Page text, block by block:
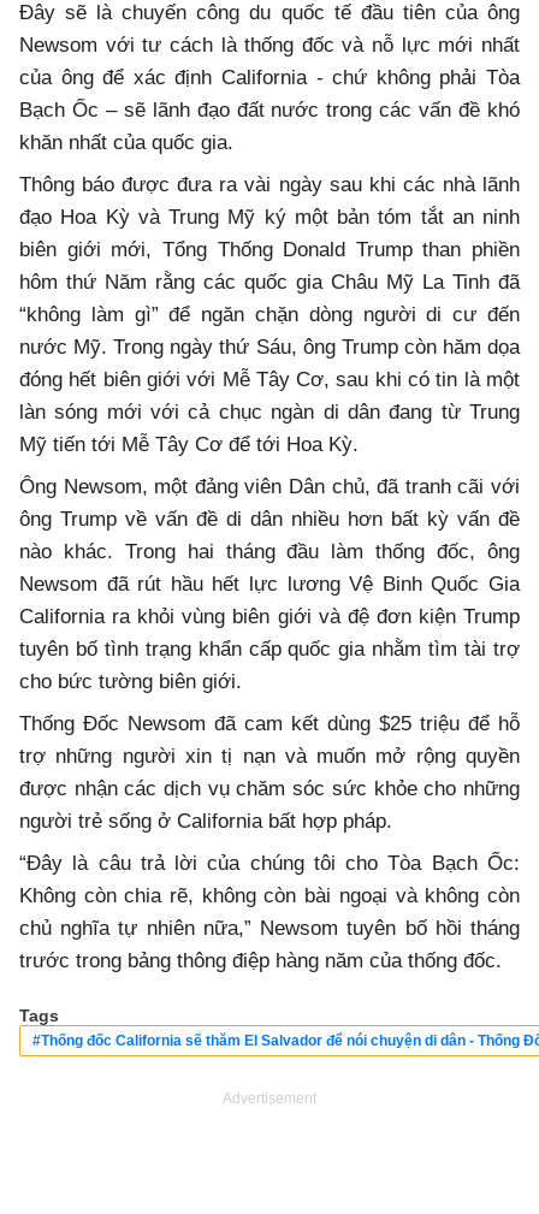
Đây sẽ là chuyến công du quốc tế đầu tiên của ông
Newsom với tư cách là thống đốc và nỗ lực mới nhất
của ông để xác định California - chứ không phải Tòa
Bạch Ốc – sẽ lãnh đạo đất nước trong các vấn đề khó
khăn nhất của quốc gia.
Thông báo được đưa ra vài ngày sau khi các nhà lãnh
đạo Hoa Kỳ và Trung Mỹ ký một bản tóm tắt an ninh
biên giới mới, Tổng Thống Donald Trump than phiền
hôm thứ Năm rằng các quốc gia Châu Mỹ La Tinh đã
“không làm gì” để ngăn chặn dòng người di cư đến
nước Mỹ. Trong ngày thứ Sáu, ông Trump còn hăm dọa
đóng hết biên giới với Mễ Tây Cơ, sau khi có tin là một
làn sóng mới với cả chục ngàn di dân đang từ Trung
Mỹ tiến tới Mễ Tây Cơ để tới Hoa Kỳ.
Ông Newsom, một đảng viên Dân chủ, đã tranh cãi với
ông Trump về vấn đề di dân nhiều hơn bất kỳ vấn đề
nào khác. Trong hai tháng đầu làm thống đốc, ông
Newsom đã rút hầu hết lực lương Vệ Binh Quốc Gia
California ra khỏi vùng biên giới và đệ đơn kiện Trump
tuyên bố tình trạng khẩn cấp quốc gia nhằm tìm tài trợ
cho bức tường biên giới.
Thống Đốc Newsom đã cam kết dùng $25 triệu để hỗ
trợ những người xin tị nạn và muốn mở rộng quyền
được nhận các dịch vụ chăm sóc sức khỏe cho những
người trẻ sống ở California bất hợp pháp.
“Đây là câu trả lời của chúng tôi cho Tòa Bạch Ốc:
Không còn chia rẽ, không còn bài ngoại và không còn
chủ nghĩa tự nhiên nữa,” Newsom tuyên bố hồi tháng
trước trong bảng thông điệp hàng năm của thống đốc.
Tags
#Thống đốc California sẽ thăm El Salvador để nói chuyện di dân - Thống
Advertisement